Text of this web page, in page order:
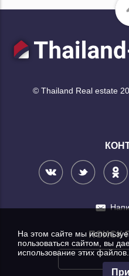
© Thailand Real estate
ПОИСК
На этом сайте мы
пользоваться сайтом, вы
использование этих